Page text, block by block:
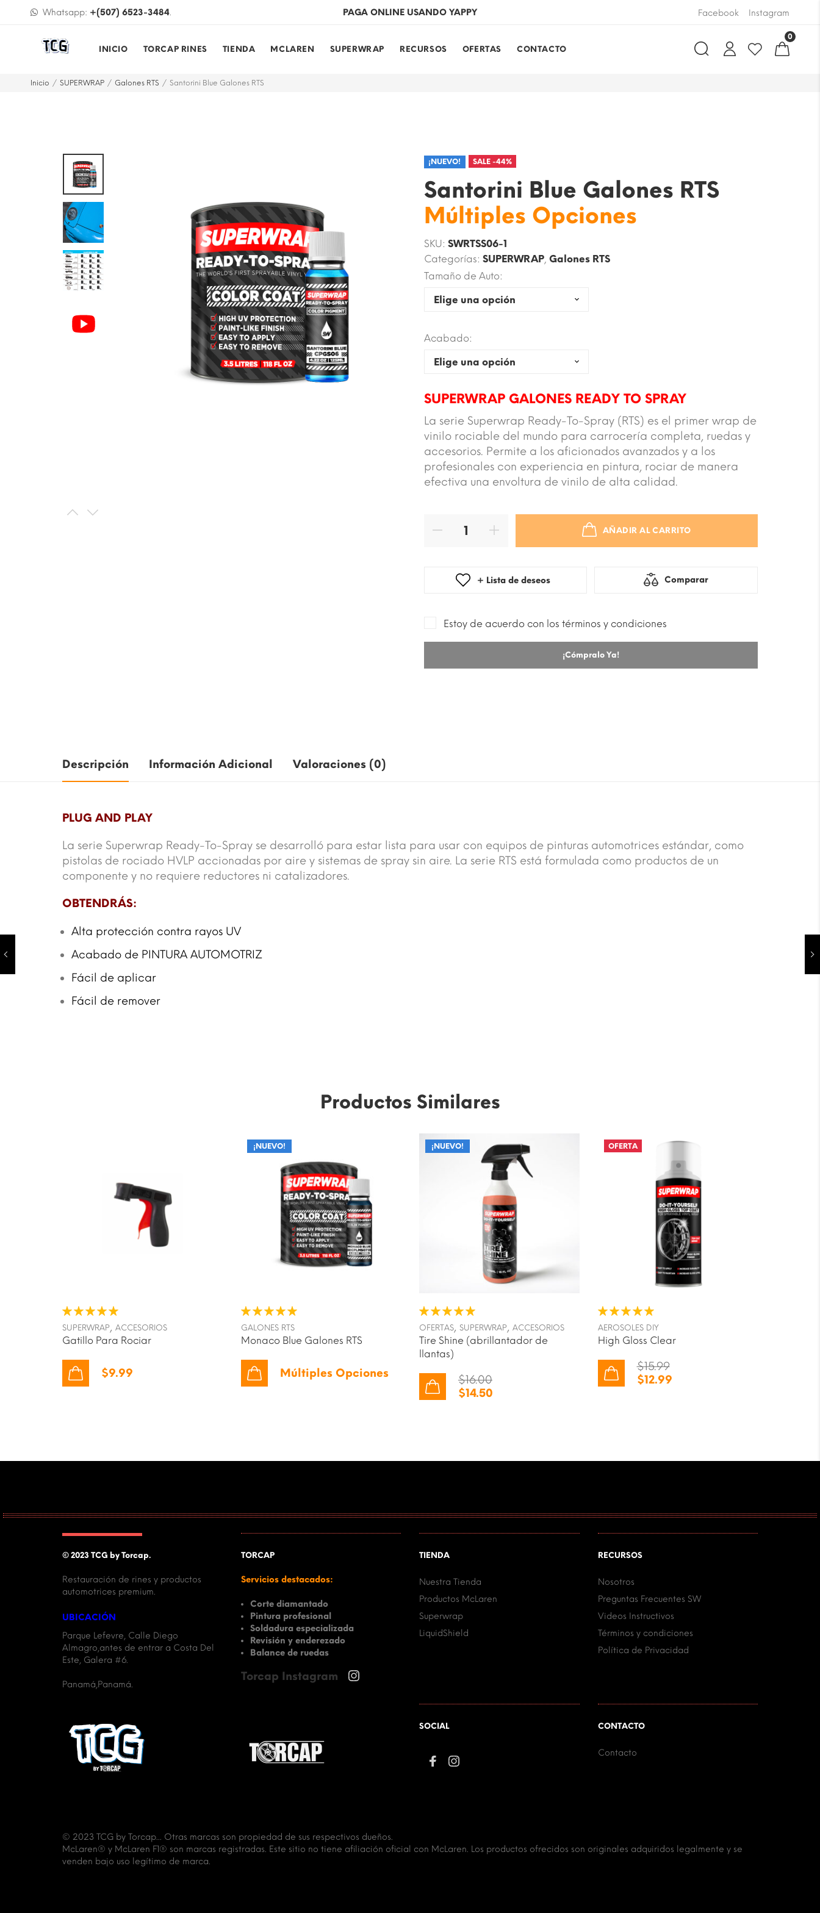
Whatsapp: +(507) 6523-3484.
ONLINE USANDO YAPPY ¡RESTAURA TUS RINES EN TORCAP! PAGA ONLINE
Facebook Instagram
INICIO TORCAP RINES TIENDA MCLAREN SUPERWRAP RECURSOS OFERTAS CONTACTO
0
Inicio SUPERWRAP Galones RTS Santorini Blue Galones RTS
¡NUEVO! SALE -44%
Santorini Blue Galones RTS
Múltiples Opciones
SKU: SWRTSS06-1
Categorías: SUPERWRAP, Galones RTS
Tamaño de Auto:
Acabado:
SUPERWRAP GALONES READY TO SPRAY
La serie Superwrap Ready-To-Spray (RTS) es el primer wrap de
vinilo rociable del mundo para carrocería completa, ruedas y
accesorios. Permite a los aficionados avanzados y a los
profesionales con experiencia en pintura, rociar de manera
efectiva una envoltura de vinilo de alta calidad.
AÑADIR AL CARRITO
+ Lista de deseos Comparar
Estoy de acuerdo con los términos y condiciones
¡Cómpralo Ya!
Descripción Información Adicional Valoraciones (0)
PLUG AND PLAY
La serie Superwrap Ready-To-Spray se desarrolló para estar lista para usar con equipos de pinturas automotrices estándar, como
pistolas de rociado HVLP accionadas por aire y sistemas de spray sin aire. La serie RTS está formulada como productos de un
componente y no requiere reductores ni catalizadores.
OBTENDRÁS:
Alta protección contra rayos UV
Acabado de PINTURA AUTOMOTRIZ
Fácil de aplicar
Fácil de remover
Productos Similares
SUPERWRAP, ACCESORIOS
Gatillo Para Rociar
$9.99
¡NUEVO!
¡NUEVO!
GALONES RTS
Monaco Blue Galones RTS
Múltiples Opciones
¡NUEVO!
¡NUEVO!
OFERTAS, SUPERWRAP, ACCESORIOS
Tire Shine (abrillantador de
llantas)
$16.00
$14.50
OFERTA
AEROSOLES DIY
High Gloss Clear
$15.99
$12.99
© 2023 TCG by Torcap.
Restauración de rines y productos
automotrices premium.
UBICACIÓN
Parque Lefevre, Calle Diego
Almagro,antes de entrar a Costa Del
Este, Galera #6.
Panamá,Panamá.
TORCAP
Servicios destacados:
Corte diamantado
Pintura profesional
Soldadura especializada
Revisión y enderezado
Balance de ruedas
Torcap Instagram
TIENDA
Nuestra Tienda
Productos McLaren
Superwrap
LiquidShield
RECURSOS
Nosotros
Preguntas Frecuentes SW
Videos Instructivos
Términos y condiciones
Política de Privacidad
SOCIAL CONTACTO
Contacto
© 2023 TCG by Torcap... Otras marcas son propiedad de sus respectivos dueños.
McLaren® y McLaren F1® son marcas registradas. Este sitio no tiene afiliación oficial con McLaren. Los productos ofrecidos son originales adquiridos legalmente y se
venden bajo uso legítimo de marca.